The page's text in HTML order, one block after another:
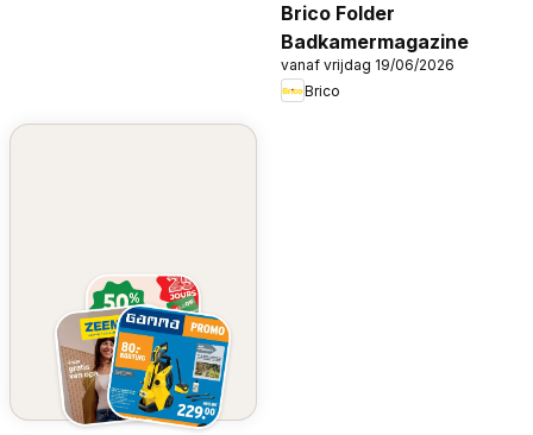
Brico Folder
Badkamermagazine
vanaf vrijdag 19/06/2026
Brico